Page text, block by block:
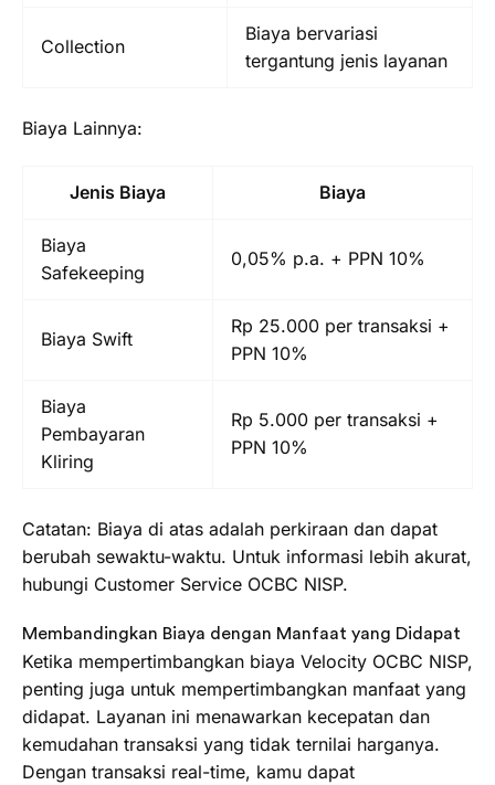
Collection
Biaya bervariasi
tergantung jenis layanan
Biaya Lainnya:
Jenis Biaya Biaya
Biaya
Safekeeping
0,05% p.a. + PPN 10%
Biaya Swift
Rp 25.000 per transaksi +
PPN 10%
Biaya
Pembayaran
Kliring
Rp 5.000 per transaksi +
PPN 10%
Catatan: Biaya di atas adalah perkiraan dan dapat
berubah sewaktu-waktu. Untuk informasi lebih akurat,
hubungi Customer Service OCBC NISP.
Membandingkan Biaya dengan Manfaat yang Didapat
Ketika mempertimbangkan biaya Velocity OCBC NISP,
penting juga untuk mempertimbangkan manfaat yang
didapat. Layanan ini menawarkan kecepatan dan
kemudahan transaksi yang tidak ternilai harganya.
Dengan transaksi real-time, kamu dapat